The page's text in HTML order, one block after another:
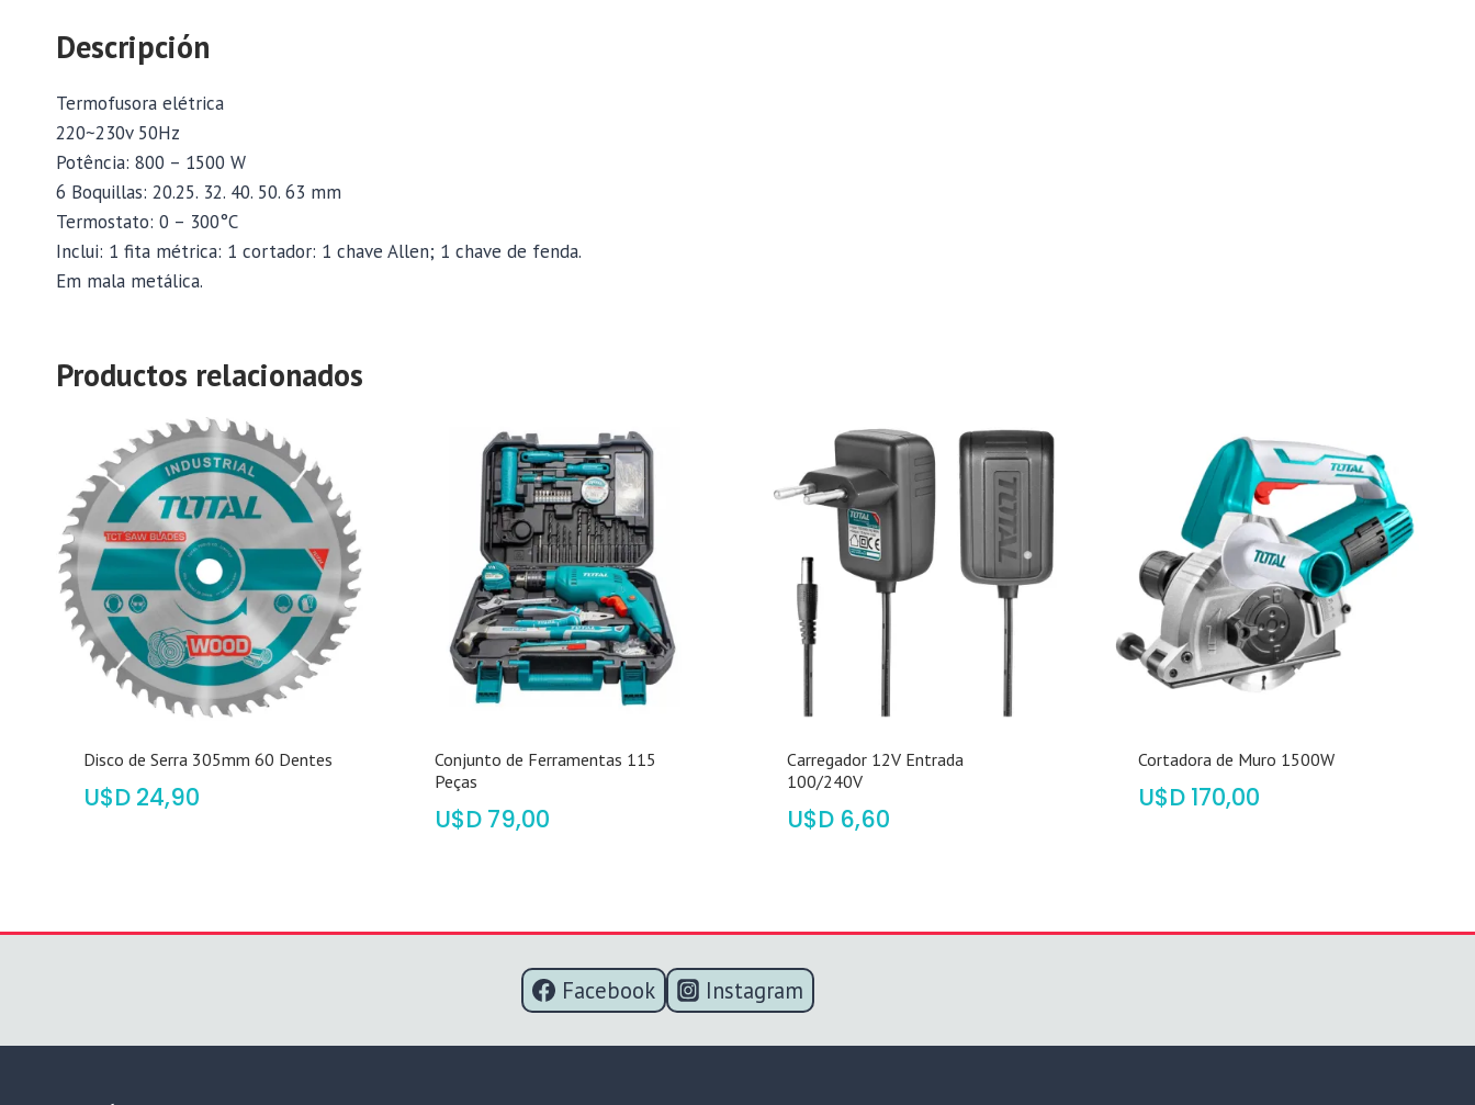
Descripción
Termofusora elétrica
220~230v 50Hz
Potência: 800 – 1500 W
6 Boquillas: 20.25. 32. 40. 50. 63 mm
Termostato: 0 – 300°C
Inclui: 1 fita métrica: 1 cortador: 1 chave Allen; 1 chave de fenda.
Em mala metálica.
Productos relacionados
Disco de Serra 305mm 60 Dentes
$ 24,90
Conjunto de Ferramentas 115
Peças
$ 79,00
Carregador 12V Entrada
100/240V
$ 6,60
Cortadora de Muro 1500W
$ 170,00
Facebook Instagram